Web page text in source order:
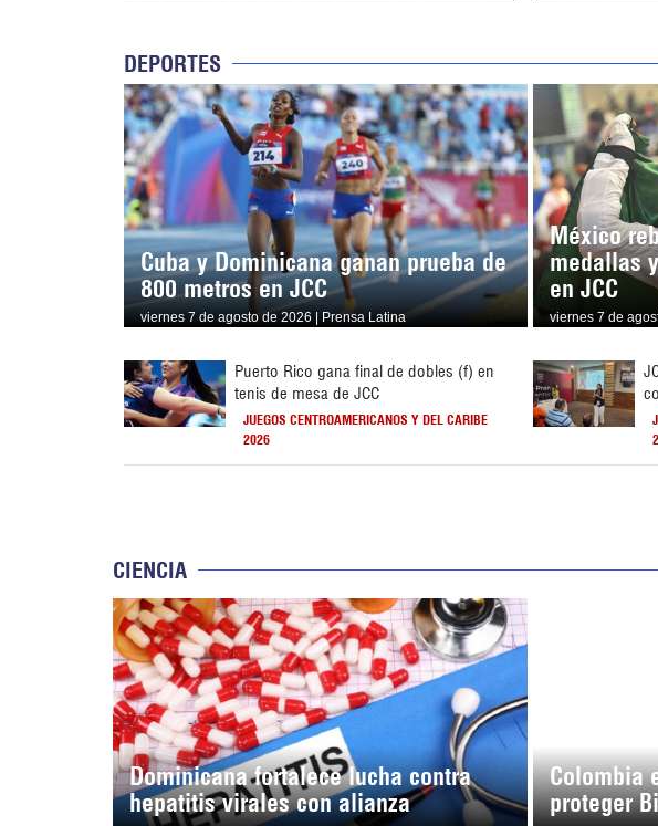
DEPORTES
Cuba y Dominicana ganan prueba de
800 metros en JCC
viernes 7 de agosto de 2026 | Prensa Latina
México
medallas
en JCC
viernes 7 de
Puerto Rico gana final de dobles (f) en
tenis de mesa de JCC
JUEGOS CENTROAMERICANOS Y DEL CARIBE
2026
CIENCIA
Dominicana fortalece lucha contra
hepatitis virales con alianza
Colombia
proteger